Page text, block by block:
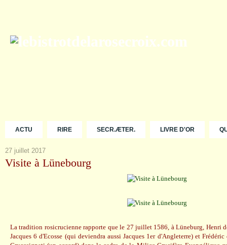
ACTU RIRE SECR.ÆTER. LIVRE D'OR
27 juillet 2017
Visite à Lünebourg
La tradition rosicrucienne rapporte que le 27 juillet 1586, à Lüneburg, Henri
Jacques 6 d'Ecosse (qui deviendra aussi Jacques 1er d'Angleterre) et